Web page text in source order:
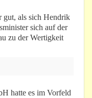
als sich Hendrik
sich auf der
zu der Wertigkeit
hatte es im Vorfeld